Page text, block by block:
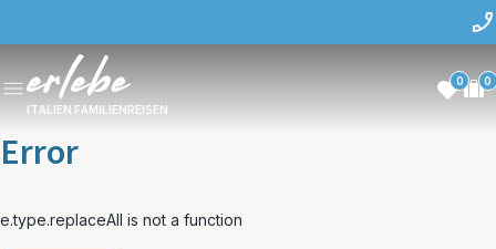
ITALIEN FAMILIENREISEN
0 0
Error
e.type.replaceAll is not a function